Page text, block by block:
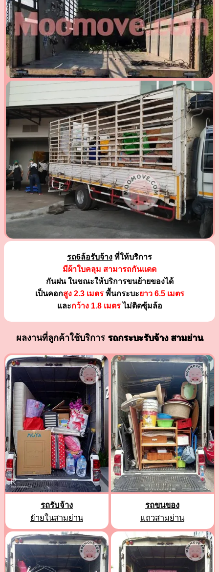
รถ6ล้อรับจ้าง ที่ให้บริการ
มีผ้าใบคลุม สามารถกันแดด
กันฝน ในขณะให้บริการขนย้ายของได้
เป็นคอกสูง 2.3 เมตรพื้นกระบะยาว 6.5 เมตร
และกว้าง 1.8 เมตรไม่ติดซุ้มล้อ
ผลงานที่ลูกค้าใช้บริการ รถกระบะรับจ้าง สามย่าน
รถรับจ้าง
ย้ายในสามย่าน
รถขนของ
แถวสามย่าน